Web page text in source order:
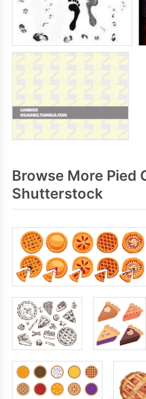
Browse More Pied
Shutterstock